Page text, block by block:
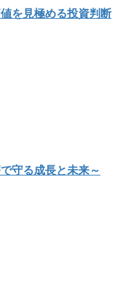
を見極める投資判断
守る成長と未来～